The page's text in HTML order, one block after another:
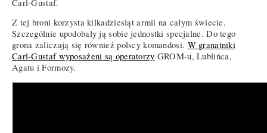
Carl-Gustaf.
Z tej broni korzysta kilkadziesiąt armii na całym świecie.
Szczególnie upodobały ją sobie jednostki specjalne. Do tego
grona zaliczają się również polscy komandosi. W granatniki
Carl-Gustaf wyposażeni są operatorzy GROM-u, Lublińca,
Agatu i Formozy.